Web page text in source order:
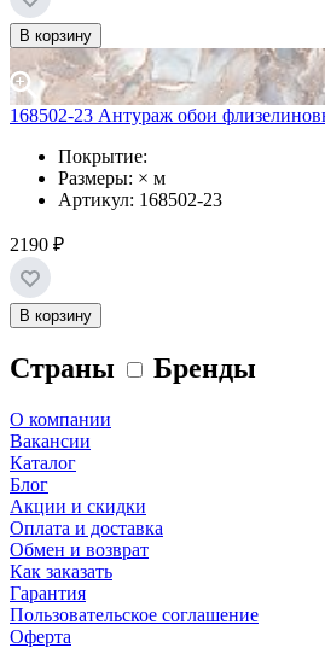
В корзину
168502-23 Антураж обои
Покрытие:
Размеры: × м
Артикул: 168502-23
2190 ₽
В корзину
Страны Бренды
О компании
Вакансии
Каталог
Блог
Акции и скидки
Оплата и доставка
Обмен и возврат
Как заказать
Гарантия
Пользовательское соглашение
Оферта